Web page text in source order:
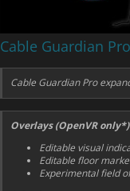
Cable Guardian Pro
Cable Guardian Pro
Overlays (OpenVR only*)
Editable visual
Editable floor
Experimental field